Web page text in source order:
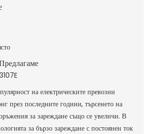
на електрическите превозни
през последните години, търсенето на
за зареждане също се увеличи. В
за бързо зареждане с постоянен ток